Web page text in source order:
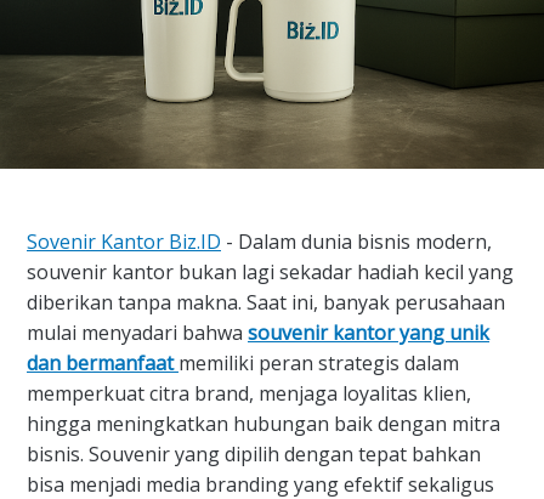
Sovenir Kantor Biz.ID - Dalam dunia bisnis modern,
souvenir kantor bukan lagi sekadar hadiah kecil yang
diberikan tanpa makna. Saat ini, banyak perusahaan
mulai menyadari bahwa souvenir kantor yang unik
dan bermanfaat memiliki peran strategis dalam
memperkuat citra brand, menjaga loyalitas klien,
hingga meningkatkan hubungan baik dengan mitra
bisnis. Souvenir yang dipilih dengan tepat bahkan
bisa menjadi media branding yang efektif sekaligus